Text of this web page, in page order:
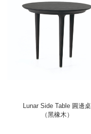
Lunar Side Table 圓邊桌
（黑橡木）